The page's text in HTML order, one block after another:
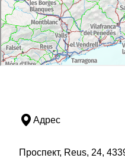
Адрес
Проспект, Reus, 24,